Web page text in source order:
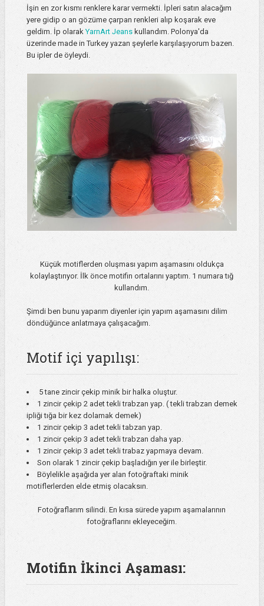
İşin en zor kısmı renklere karar vermekti. İpleri satın alacağım
yere gidip o an gözüme çarpan renkleri alıp koşarak eve
geldim. İp olarakYarnArt Jeanskullandım. Polonya'da
üzerinde made in Turkey yazan şeylerle karşılaşıyorum bazen.
Bu ipler de öyleydi.
Küçük motiflerden oluşması yapım aşamasını oldukça
kolaylaştırıyor. İlk önce motifin ortalarını yaptım. 1 numara tığ
kullandım.
Şimdi ben bunu yaparım diyenler için yapım aşamasını dilim
döndüğünce anlatmaya çalışacağım.
Motif içi yapılışı:
5 tane zincir çekip minik bir halka oluştur.
1 zincir çekip 2 adet tekli trabzan yap. ( tekli trabzan demek
ipliği tığa bir kez dolamak demek)
1 zincir çekip 3 adet tekli tabzan yap.
1 zincir çekip 3 adet tekli trabzan daha yap.
1 zincir çekip 3 adet tekli trabaz yapmaya devam.
Son olarak 1 zincir çekip başladığın yer ile birleştir.
Böylelikle aşağıda yer alan fotoğraftaki minik
motiflerlerden elde etmiş olacaksın.
Fotoğraflarım silindi. En kısa sürede yapım aşamalarının
fotoğraflarını ekleyeceğim.
Motifin İkinci Aşaması: